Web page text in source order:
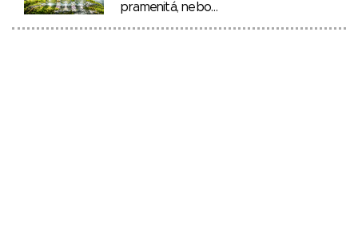
pramenitá, nebo…